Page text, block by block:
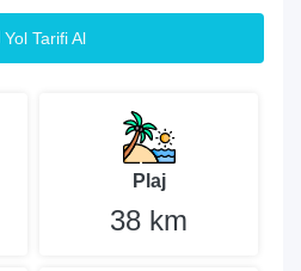
Yol Tarifi Al
Plaj
38 km